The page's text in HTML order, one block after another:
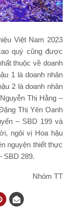
Việt Nam 2023
quý cũng được
thuộc về doanh
1 là doanh nhân
2 là doanh nhân
Thị Hằng –
Thị Yên Oanh
– SBD 199 và
ngôi vị Hoa hậu
nguyện thiết thực
SBD 289.
Nhóm TT